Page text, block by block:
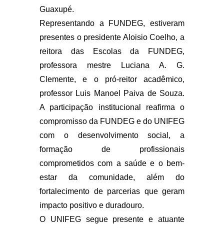
Guaxupé.
Representando a FUNDEG, estiveram
presentes o presidente Aloisio Coelho, a
reitora das Escolas da FUNDEG,
professora mestre Luciana A. G.
Clemente, e o pró-reitor acadêmico,
professor Luis Manoel Paiva de Souza.
A participação institucional reafirma o
compromisso da FUNDEG e do UNIFEG
com o desenvolvimento social, a
formação de profissionais
comprometidos com a saúde e o bem-
estar da comunidade, além do
fortalecimento de parcerias que geram
impacto positivo e duradouro.
O UNIFEG segue presente e atuante